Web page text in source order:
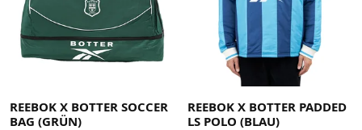
REEBOK X BOTTER SOCCER
BAG (GRÜN)
Medium X-Large
REEBOK X BOTTER PADDED
LS POLO (BLAU)